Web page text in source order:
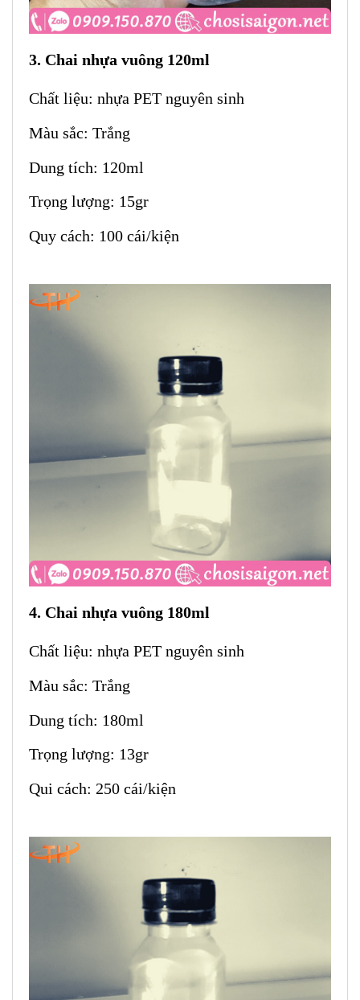
3. Chai nhựa vuông 120ml
Chất liệu: nhựa PET nguyên sinh
Màu sắc: Trắng
Dung tích: 120ml
Trọng lượng: 15gr
Quy cách: 100 cái/kiện
4. Chai nhựa vuông 180ml
Chất liệu: nhựa PET nguyên sinh
Màu sắc: Trắng
Dung tích: 180ml
Trọng lượng: 13gr
Qui cách: 250 cái/kiện